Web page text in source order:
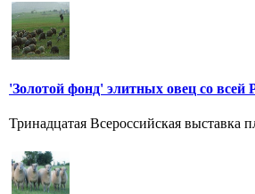
'Золотой фонд' элитных овец со всей
Тринадцатая Всероссийская